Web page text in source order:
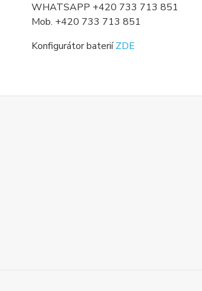
WHATSAPP +420 733 713 851
Mob. +420 733 713 851
Konfigurátor bateriíZDE